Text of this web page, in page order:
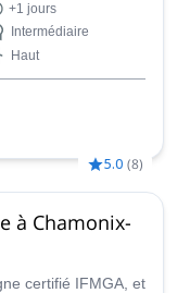
+1 jours
Intermédiaire
Haut
5.0 (8)
à Chamonix-
certifié IFMGA, et